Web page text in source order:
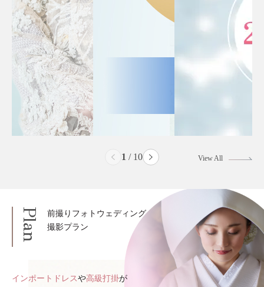
2 / 10 View All
Plan
前撮りフォトウェディング
撮影プラン
インポートドレスや高級打掛が